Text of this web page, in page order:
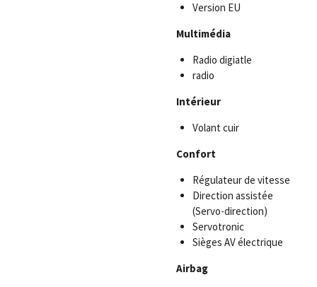
Version EU
Multimédia
Radio digiatle
radio
Intérieur
Volant cuir
Confort
Régulateur de vitesse
Direction assistée
(Servo-direction)
Servotronic
Sièges AV électrique
Airbag